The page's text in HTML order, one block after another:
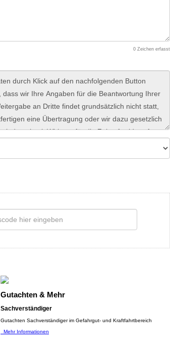
0 Zeichen erfasst
Gutachten & Mehr
Sachverständiger
Gutachten Sachverständiger im Gefahrgut- und Kraftfahrtbereich
Mehr Informationen